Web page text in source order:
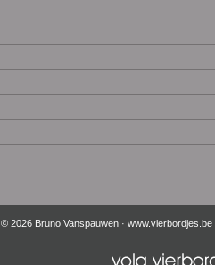
© 2026 Bruno Vanspauwen · www.vierbordjes.be